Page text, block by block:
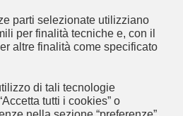
profonda esperienza
nella fornitura di
che vengono
gli stabilimenti della